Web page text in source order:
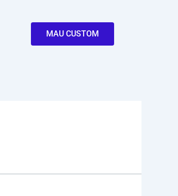
MAU CUSTOM